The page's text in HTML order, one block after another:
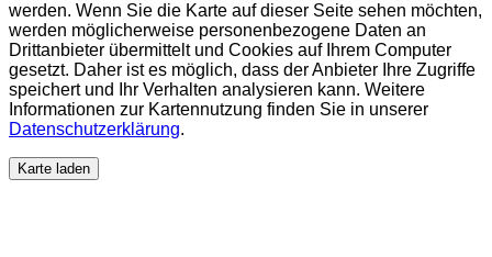
werden. Wenn Sie die Karte auf dieser Seite sehen möchten,
werden möglicherweise personenbezogene Daten an
Drittanbieter übermittelt und Cookies auf Ihrem Computer
gesetzt. Daher ist es möglich, dass der Anbieter Ihre Zugriffe
speichert und Ihr Verhalten analysieren kann. Weitere
Informationen zur Kartennutzung finden Sie in unserer
Datenschutzerklärung.
Karte laden